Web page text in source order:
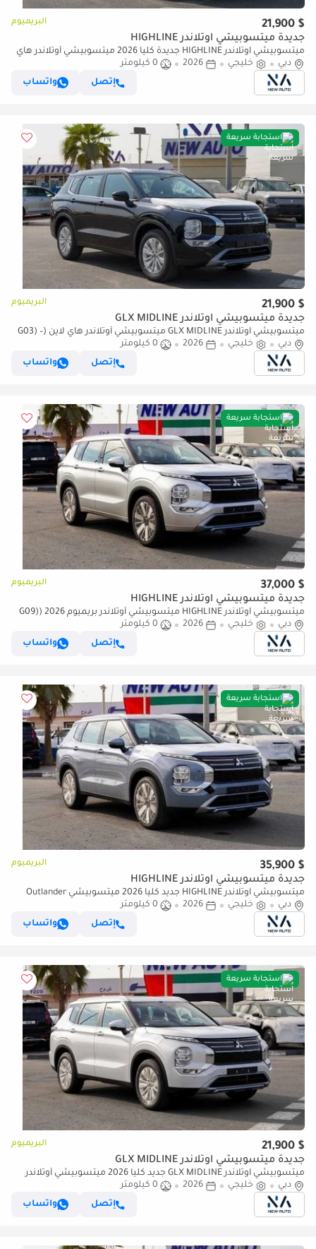
$ 21,900 البريميوم
جديدة ميتسوبيشي آوتلاندر HIGHLINE
ميتسوبيشي آوتلاندر HIGHLINE جديدة كلياً 2026 ميتسوبيشي أوتلاندر هاي
لاين (G03) 2.5 لتر | SUV 7 مقاعد | مواصفات الخليج | (للتصدير فقط)
دبي خليجي 2026
0 كيلومتر
إتصل
واتساب
استجابة سريعة
$ 21,900 البريميوم
جديدة ميتسوبيشي آوتلاندر GLX MIDLINE
ميتسوبيشي آوتلاندر GLX MIDLINE ميتسوبيشي أوتلاندر هاي لاين (G03) –
2026 2.5 لتر | SUV 7 مقاعد | مواصفات GCC | للتصدير ف (للتصدير فقط)
دبي خليجي 2026
0 كيلومتر
إتصل
واتساب
استجابة سريعة
$ 37,000 البريميوم
جديدة ميتسوبيشي آوتلاندر HIGHLINE
ميتسوبيشي آوتلاندر HIGHLINE ميتسوبيشي أوتلاندر بريميوم 2026 (G09)
2.5 لتر | SUV بسبعة مقاعد | مواصفات الخليج | للتصدير (للتصدير فقط) دبي خليجي 2026
0 كيلومتر
إتصل
واتساب
استجابة سريعة
$ 35,900 البريميوم
جديدة ميتسوبيشي آوتلاندر HIGHLINE
ميتسوبيشي آوتلاندر HIGHLINE جديد كلياً 2026 ميتسوبيشي Outlander
Premium (G08) محرك 2.5 لتر 7 مقاعد SUV – خليجي | للتصدي (للتصدير
فقط)
دبي خليجي 2026
0 كيلومتر
إتصل
واتساب
استجابة سريعة
$ 21,900 البريميوم
جديدة ميتسوبيشي آوتلاندر GLX MIDLINE
ميتسوبيشي آوتلاندر GLX MIDLINE جديد كلياً 2026 ميتسوبيشي أوتلاندر
هاي لاين (GO3) 2.5 لتر | SUV بـ 7 مقاعد | مواصفات GCC (للتصدير فقط)
دبي خليجي 2026
0 كيلومتر
إتصل
واتساب